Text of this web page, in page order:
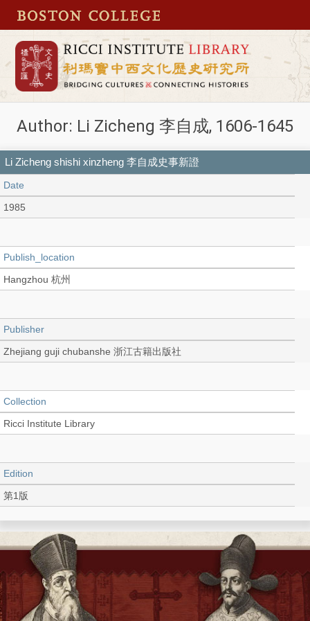
Author: Li Zicheng 李自成, 1606-1645
Li Zicheng shishi xinzheng 李自成史事新證
Date
1985
Publish_location
Hangzhou 杭州
Publisher
Zhejiang guji chubanshe 浙江古籍出版社
Collection
Ricci Institute Library
Edition
第1版
Language
Chinese 中文[簡體]
Record_type